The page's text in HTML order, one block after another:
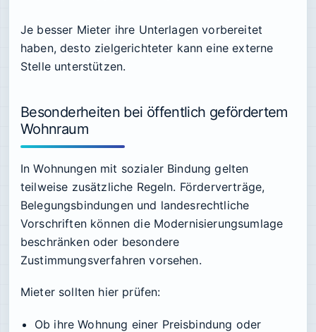
Je besser Mieter ihre Unterlagen vorbereitet
haben, desto zielgerichteter kann eine externe
Stelle unterstützen.
Besonderheiten bei öffentlich gefördertem
Wohnraum
In Wohnungen mit sozialer Bindung gelten
teilweise zusätzliche Regeln. Förderverträge,
Belegungsbindungen und landesrechtliche
Vorschriften können die Modernisierungsumlage
beschränken oder besondere
Zustimmungsverfahren vorsehen.
Mieter sollten hier prüfen:
Ob ihre Wohnung einer Preisbindung oder